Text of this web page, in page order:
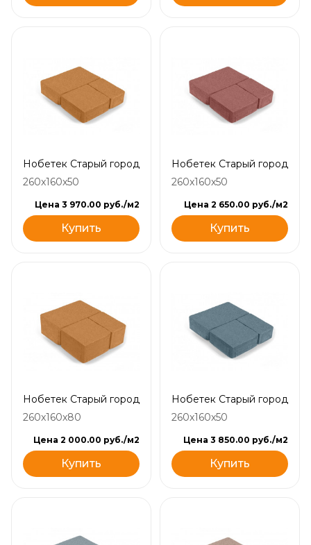
Нобетек Старый город
260x160x50
Цена 3 970.00 руб./м2
Купить
Нобетек Старый город
260x160x50
Цена 2 650.00 руб./м2
Купить
Нобетек Старый город
260x160x80
Цена 2 000.00 руб./м2
Купить
Нобетек Старый город
260x160x50
Цена 3 850.00 руб./м2
Купить